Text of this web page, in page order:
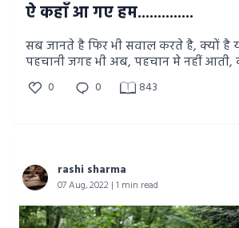
ऐ कहाँ आ गए हम..............
सब जानते है फिर भी सवाल करते है, क्यों है
पहचानी जगह भी अब, पहचान मे नहीं
अनजान हो गए हम.
0 0 843
rashi sharma
07 Aug, 2022 | 1 min read